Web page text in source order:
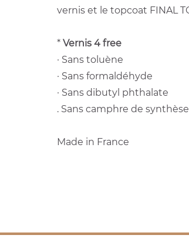
vernis et le topcoat FINAL
* Vernis 4 free
· Sans toluène
· Sans formaldéhyde
· Sans dibutyl phthalate
. Sans camphre de synthèse
Made in France